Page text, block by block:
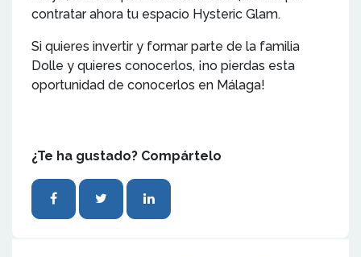
contratar ahora tu espacio Hysteric Glam.
Si quieres invertir y formar parte de la familia
Dolle y quieres conocerlos, ¡no pierdas esta
oportunidad de conocerlos en Málaga!
¿Te ha gustado? Compártelo